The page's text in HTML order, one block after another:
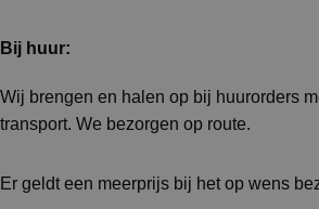
Bij huur:
Wij brengen en halen op bij huurorders
transport. We bezorgen op route.
Er geldt een meerprijs bij het op wens